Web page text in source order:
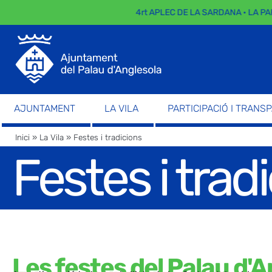
4rt APLEC DE LA SARDANA · LA
AJUNTAMENT LA VILA PARTICIPACIÓ I
Inici » La Vila » Festes i tradicions
Festes i